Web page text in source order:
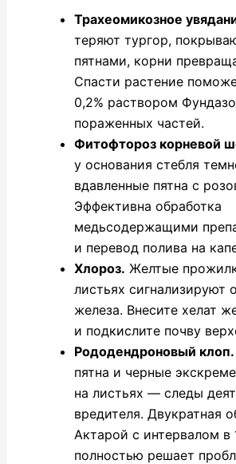
Трахеомикозное
теряют тургор,
пятнами, корни
Спасти растение
0,2% раствором
пораженных частей.
Фитофтороз корневой
у основания стебля
вдавленные пятна с
Эффективна обработка
медьсодержащими
и перевод полива на
Хлороз. Желтые
листьях сигнализируют
железа. Внесите хелат
и подкислите почву
Рододендроновый клоп.
пятна и черные
на листьях — следы
вредителя. Двукратная
Актарой с интервалом в
полностью решает